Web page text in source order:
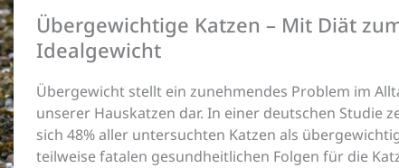
Übergewichtige Katzen – Mit Diät
Idealgewicht
Übergewicht stellt ein zunehmendes Problem im
unserer Hauskatzen dar. In einer deutschen Studie
sich 48% aller untersuchten Katzen als
teilweise fatalen gesundheitlichen Folgen für die